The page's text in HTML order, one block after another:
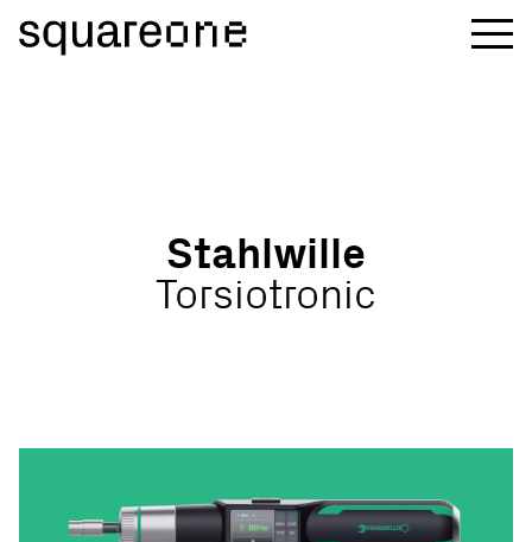
Stahlwille
Torsiotronic